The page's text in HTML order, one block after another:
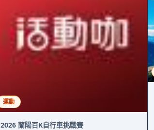
運動
2026 蘭陽百K自行車挑戰賽